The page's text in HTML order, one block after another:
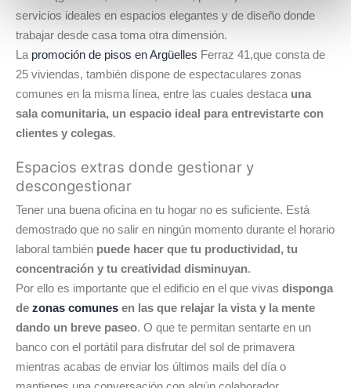
servicios ideales en espacios elegantes y de diseño donde
trabajar desde casa toma otra dimensión.
La promoción de pisos en Argüelles Ferraz 41,que consta de
25 viviendas, también dispone de espectaculares zonas
comunes en la misma línea, entre las cuales destaca una
sala comunitaria, un espacio ideal para entrevistarte con
clientes y colegas.
Espacios extras donde gestionar y
descongestionar
Tener una buena oficina en tu hogar no es suficiente. Está
demostrado que no salir en ningún momento durante el horario
laboral también puede hacer que tu productividad, tu
concentración y tu creatividad disminuyan.
Por ello es importante que el edificio en el que vivas disponga
de zonas comunes en las que relajar la vista y la mente
dando un breve paseo. O que te permitan sentarte en un
banco con el portátil para disfrutar del sol de primavera
mientras acabas de enviar los últimos mails del día o